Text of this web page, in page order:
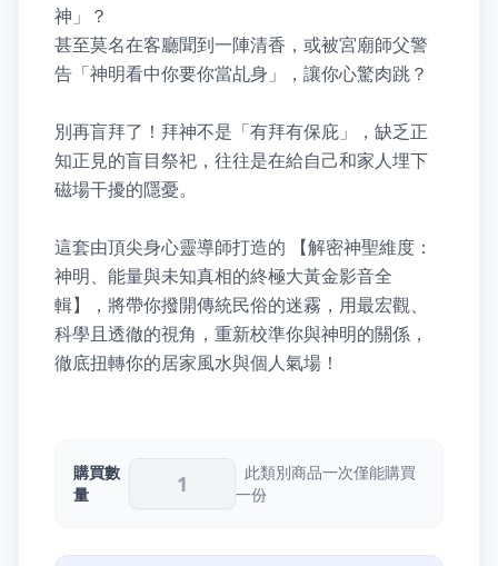
神」？
甚至莫名在客廳聞到一陣清香，或被宮廟師父警
告「神明看中你要你當乩身」，讓你心驚肉跳？
別再盲拜了！拜神不是「有拜有保庇」，缺乏正
知正見的盲目祭祀，往往是在給自己和家人埋下
磁場干擾的隱憂。
這套由頂尖身心靈導師打造的 【解密神聖維度：
神明、能量與未知真相的終極大黃金影音全
輯】，將帶你撥開傳統民俗的迷霧，用最宏觀、
科學且透徹的視角，重新校準你與神明的關係，
徹底扭轉你的居家風水與個人氣場！
購買數
量
此類別商品一次僅能購買
一份